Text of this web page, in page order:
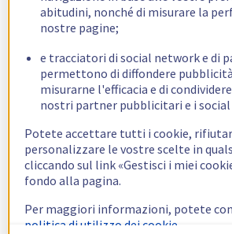
abitudini, nonché di misurare la
nostre pagine;
e tracciatori di social network e di
permettono di diffondere
misurarne l'efficacia e di
nostri partner pubblicitari e i
Potete accettare tutti i cookie,
personalizzare le vostre scelte in
cliccando sul link «Gestisci i miei
fondo alla pagina.
Per maggiori informazioni, potete
politica di utilizzo dei cookie.